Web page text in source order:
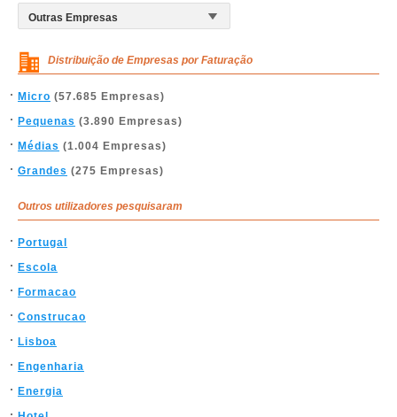
Distribuição de Empresas por Faturação
Micro (57.685 Empresas)
Pequenas (3.890 Empresas)
Médias (1.004 Empresas)
Grandes (275 Empresas)
Outros utilizadores pesquisaram
Portugal
Escola
Formacao
Construcao
Lisboa
Engenharia
Energia